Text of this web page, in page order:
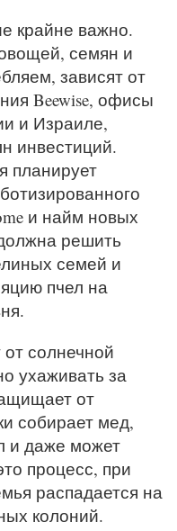
крайне важно.
семян и
зависят от
Beewise, офисы
и Израиле,
инвестиций.
планирует
и найм новых
решить
семей и
пчел на
солнечной
ухаживать за
от
собирает мед,
и даже может
процесс, при
распадается на
колоний.